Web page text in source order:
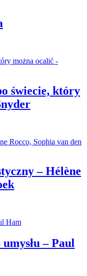
świecie, który
– Hélène
– Paul